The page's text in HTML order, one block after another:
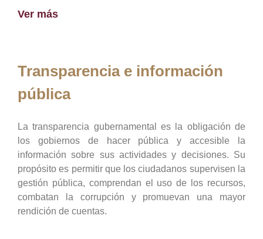
Ver más
Transparencia e información
pública
La transparencia gubernamental es la obligación de
los gobiernos de hacer pública y accesible la
información sobre sus actividades y decisiones. Su
propósito es permitir que los ciudadanos supervisen la
gestión pública, comprendan el uso de los recursos,
combatan la corrupción y promuevan una mayor
rendición de cuentas.